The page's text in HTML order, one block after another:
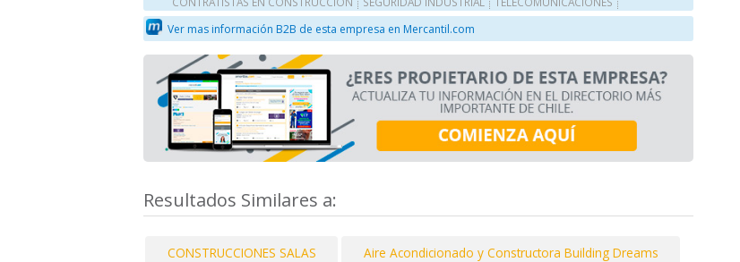
Ver mas información B2B de esta empresa en Mercantil.com
Resultados Similares a:
CONSTRUCCIONES SALAS Aire Acondicionado y Constructora Building Dreams